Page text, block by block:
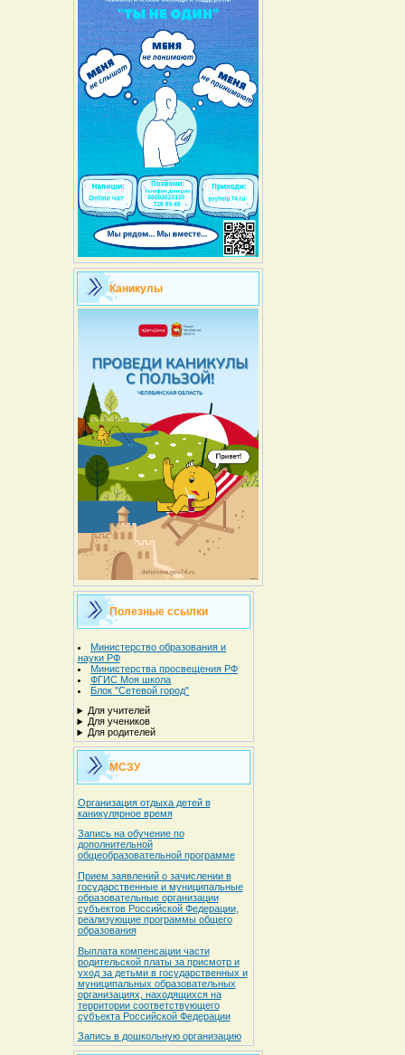
Каникулы
Полезные ссылки
Министерство образования и
науки РФ
Министерства просвещения РФ
ФГИС Моя школа
Блок "Сетевой город"
Для учителей
Для учеников
Для родителей
МСЗУ
Организация отдыха детей в
каникулярное время
Запись на обучение по
дополнительной
общеобразовательной программе
Прием заявлений о зачислении в
государственные и муниципальные
образовательные организации
субъектов Российской Федерации,
реализующие программы общего
образования
Выплата компенсации части
родительской платы за присмотр и
уход за детьми в государственных и
муниципальных образовательных
организациях, находящихся на
территории соответствующего
субъекта Российской Федерации
Запись в дошкольную организацию